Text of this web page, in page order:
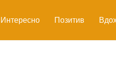
Интересно Позитив